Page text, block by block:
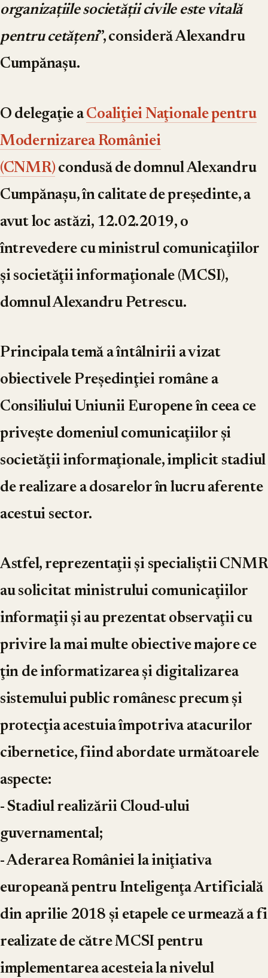
organizațiile societății civile este vitală
pentru cetățeni”, consideră Alexandru
Cumpănașu.
O delegaţie aCoaliţiei Naţionale pentru
Modernizarea României
(CNMR)condusă dedomnul Alexandru
Cumpănaşu, în calitate depreşedinte, a
avut loc astăzi, 12.02.2019, o
întrevedere cuministrul comunicaţiilor
şi societăţii informaţionale (MCSI),
domnul Alexandru Petrescu.
Principala temă a întâlnirii a vizat
obiectivele Preşedinţiei române a
Consiliului Uniunii Europene în ceea ce
priveşte domeniul comunicaţiilor şi
societăţii informaţionale, implicit stadiul
de realizare a dosarelor în lucru aferente
acestui sector.
Astfel, reprezentaţii şi specialiştii CNMR
au solicitat ministrului comunicaţiilor
informaţii şi au prezentat observaţii cu
privire la mai multe obiective majore ce
ţin de informatizarea şi digitalizarea
sistemului public românesc precum şi
protecţia acestuia împotriva atacurilor
cibernetice, fiind abordate următoarele
aspecte:
- Stadiul realizării Cloud-ului
guvernamental;
- Aderarea României la iniţiativa
europeană pentru Inteligenţa Artificială
din aprilie 2018 şi etapele ce urmează a fi
realizate de către MCSI pentru
implementarea acesteia la nivelul